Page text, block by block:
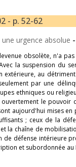
- p. 52-62
urgence absolue -
obsolète, n'a
la suspension du
au
par une
ethniques ou
le
aujourd'hui mises
; ceux de la
la chaîne de
de défense intérieure
et subordonnée au